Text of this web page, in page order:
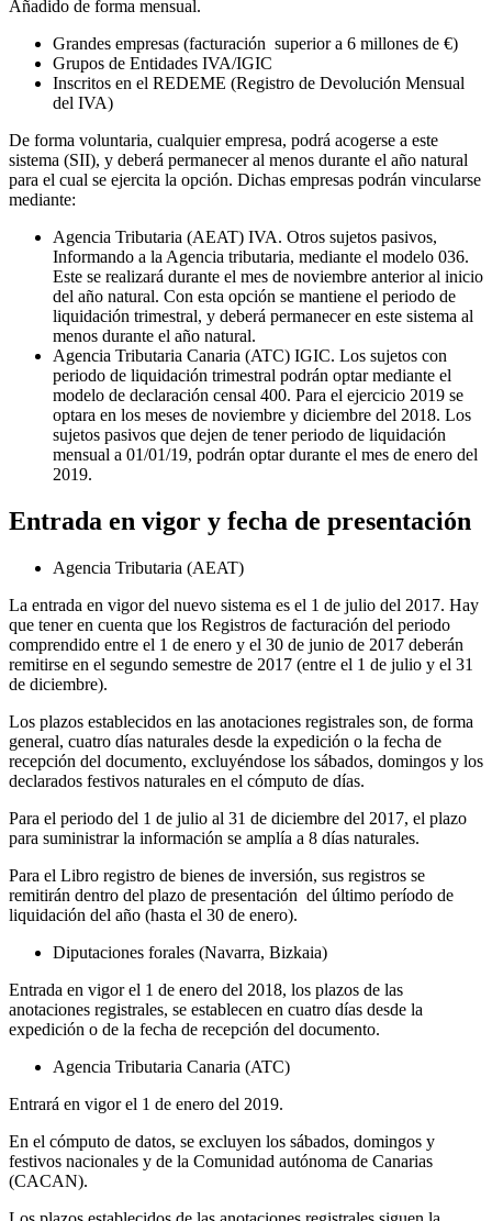
Añadido de forma mensual.
Grandes empresas (facturación superior a 6 millones de €)
Grupos de Entidades IVA/IGIC
Inscritos en el REDEME (Registro de Devolución Mensual
del IVA)
De forma voluntaria, cualquier empresa, podrá acogerse a este
sistema (SII), y deberá permanecer al menos durante el año natural
para el cual se ejercita la opción. Dichas empresas podrán vincularse
mediante:
Agencia Tributaria (AEAT) IVA. Otros sujetos pasivos,
Informando a la Agencia tributaria, mediante el modelo 036.
Este se realizará durante el mes de noviembre anterior al inicio
del año natural. Con esta opción se mantiene el periodo de
liquidación trimestral, y deberá permanecer en este sistema al
menos durante el año natural.
Agencia Tributaria Canaria (ATC) IGIC. Los sujetos con
periodo de liquidación trimestral podrán optar mediante el
modelo de declaración censal 400. Para el ejercicio 2019 se
optara en los meses de noviembre y diciembre del 2018. Los
sujetos pasivos que dejen de tener periodo de liquidación
mensual a 01/01/19, podrán optar durante el mes de enero del
2019.
Entrada en vigor y fecha de presentación
Agencia Tributaria (AEAT)
La entrada en vigor del nuevo sistema es el 1 de julio del 2017. Hay
que tener en cuenta que los Registros de facturación del periodo
comprendido entre el 1 de enero y el 30 de junio de 2017 deberán
remitirse en el segundo semestre de 2017 (entre el 1 de julio y el 31
de diciembre).
Los plazos establecidos en las anotaciones registrales son, de forma
general, cuatro días naturales desde la expedición o la fecha de
recepción del documento, excluyéndose los sábados, domingos y los
declarados festivos naturales en el cómputo de días.
Para el periodo del 1 de julio al 31 de diciembre del 2017, el plazo
para suministrar la información se amplía a 8 días naturales.
Para el Libro registro de bienes de inversión, sus registros se
remitirán dentro del plazo de presentación del último período de
liquidación del año (hasta el 30 de enero).
Diputaciones forales (Navarra, Bizkaia)
Entrada en vigor el 1 de enero del 2018, los plazos de las
anotaciones registrales, se establecen en cuatro días desde la
expedición o de la fecha de recepción del documento.
Agencia Tributaria Canaria (ATC)
Entrará en vigor el 1 de enero del 2019.
En el cómputo de datos, se excluyen los sábados, domingos y
festivos nacionales y de la Comunidad autónoma de Canarias
(CACAN).